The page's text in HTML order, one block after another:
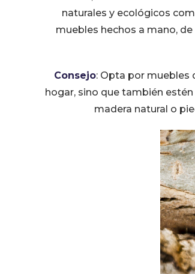
naturales y ecológicos
muebles hechos a mano,
Consejo: Opta por muebles
hogar, sino que también
madera natural o